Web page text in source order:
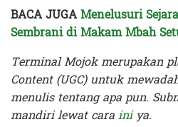
BACA JUGAMenelusuri
Sembrani di Makam Mbah
Terminal Mojok merupakan
Content (UGC) untuk
menulis tentang apa pun.
mandiri lewat carainiya.